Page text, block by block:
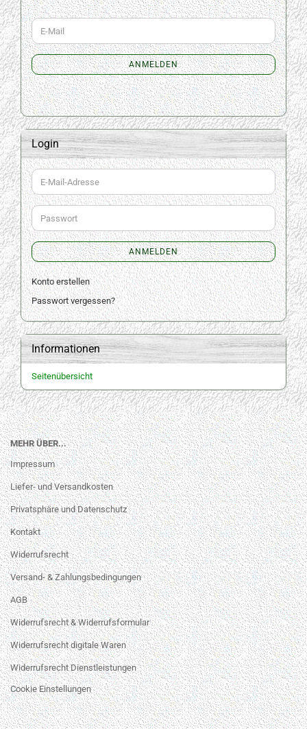
WEITER
ZUR
NEWSLETTER-
ANMELDUNG
E-
Mail
ANMELDEN
Login
E-
Mail-
Adresse
Passwort
ANMELDEN
Konto erstellen
Passwort vergessen?
Informationen
Seitenübersicht
MEHR ÜBER...
Impressum
Liefer- und Versandkosten
Privatsphäre und Datenschutz
Kontakt
Widerrufsrecht
Versand- & Zahlungsbedingungen
AGB
Widerrufsrecht & Widerrufsformular
Widerrufsrecht digitale Waren
Widerrufsrecht Dienstleistungen
Cookie Einstellungen